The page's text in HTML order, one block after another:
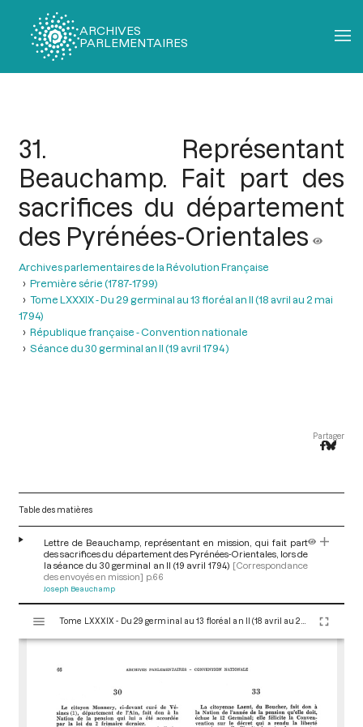
ARCHIVES
PARLEMENTAIRES
31. Représentant
Beauchamp. Fait part des
sacrifices du département
des Pyrénées-Orientales
Archives parlementaires de la Révolution Française
Première série (1787-1799)
Tome LXXXIX - Du 29 germinal au 13 floréal an II (18 avril au 2 mai
1794)
République française - Convention nationale
Séance du 30 germinal an II (19 avril 1794 )
Partager
Table des matières
Lettre de Beauchamp, représentant en mission, qui fait part
des sacrifices du département des Pyrénées-Orientales, lors de
la séance du 30 germinal an II (19 avril 1794) [Correspondance
des envoyés en mission] p.66
Joseph Beauchamp
s